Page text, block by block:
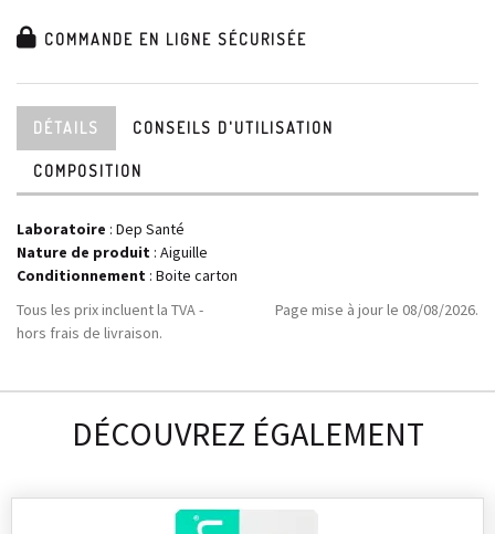
COMMANDE EN LIGNE SÉCURISÉE
DÉTAILS CONSEILS D'UTILISATION
COMPOSITION
Laboratoire : Dep Santé
Nature de produit : Aiguille
Conditionnement : Boite carton
Tous les prix incluent la TVA -
hors frais de livraison.
Page mise à jour le 08/08/2026.
DÉCOUVREZ ÉGALEMENT